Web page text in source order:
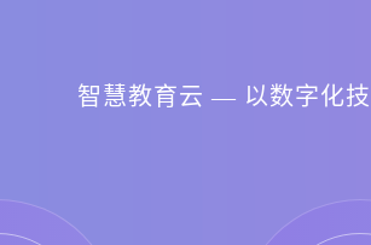
智慧教育云 — 以数字化